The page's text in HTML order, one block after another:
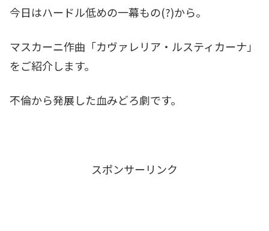
今日はハードル低めの一幕もの(?)から。
マスカーニ作曲「カヴァレリア・ルスティカーナ」
をご紹介します。
不倫から発展した血みどろ劇です。
スポンサーリンク